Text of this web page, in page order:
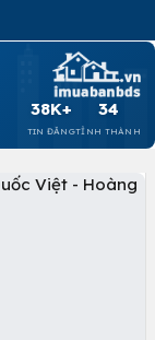
38K+
TIN ĐĂNG
34
TỈNH THÀNH